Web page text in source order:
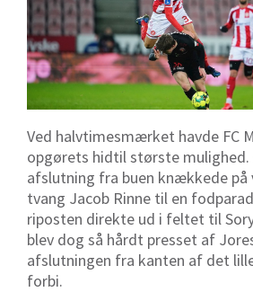
Ved halvtimesmærket havde FC
opgørets hidtil største mulighed.
afslutning fra buen knækkede på
tvang Jacob Rinne til en
riposten direkte ud i feltet til
blev dog så hårdt presset af
afslutningen fra kanten af det
forbi.